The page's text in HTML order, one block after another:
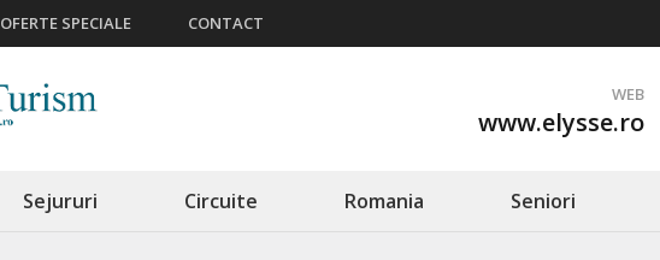
OFERTE SPECIALE CONTACT
WEB
www.elysse.ro
Sejururi Circuite Romania Seniori